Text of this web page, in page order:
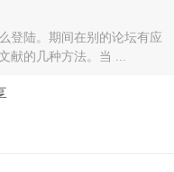
登陆。期间在别的论坛有应
献的几种方法。当 ...